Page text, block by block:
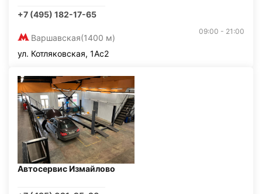
+7 (495) 182-17-65
Варшавская(1400 м)
09:00 - 21:00
ул. Котляковская, 1Ас2
Автосервис Измайлово